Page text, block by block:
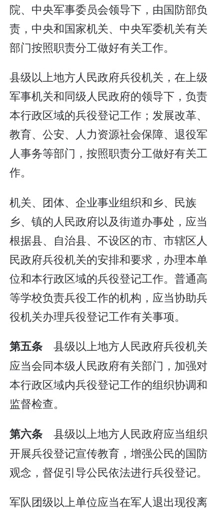
院、中央军事委员会领导下，由国防部负
责，中央和国家机关、中央军委机关有关
部门按照职责分工做好有关工作。
县级以上地方人民政府兵役机关，在上级
军事机关和同级人民政府的领导下，负责
本行政区域的兵役登记工作；发展改革、
教育、公安、人力资源社会保障、退役军
人事务等部门，按照职责分工做好有关工
作。
机关、团体、企业事业组织和乡、民族
乡、镇的人民政府以及街道办事处，应当
根据县、自治县、不设区的市、市辖区人
民政府兵役机关的安排和要求，办理本单
位和本行政区域的兵役登记工作。普通高
等学校负责兵役工作的机构，应当协助兵
役机关办理兵役登记工作有关事项。
第五条县级以上地方人民政府兵役机关
应当会同本级人民政府有关部门，加强对
本行政区域内兵役登记工作的组织协调和
监督检查。
第六条县级以上地方人民政府应当组织
开展兵役登记宣传教育，增强公民的国防
观念，督促引导公民依法进行兵役登记。
军队团级以上单位应当在军人退出现役离